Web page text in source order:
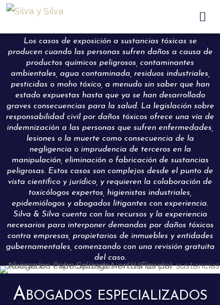

Los casos de exposición a sustancias tóxicas se
producen cuando las personas sufren daños a causa de
productos químicos peligrosos, contaminantes
ambientales, agua contaminada, residuos industriales,
pesticidas o moho tóxico, a menudo sin saber que han
estado expuestas hasta que ya se han desarrollado
graves consecuencias para la salud. La legislación sobre
responsabilidad civil por daños tóxicos ofrece una vía de
indemnización a las personas que sufren enfermedades,
lesiones o la muerte como consecuencia de la
negligencia o imprudencia de terceros en la
manipulación, eliminación o fabricación de sustancias
peligrosas. Estos casos son complejos desde el punto de
vista científico y jurídico, y requieren la colaboración de
toxicólogos expertos, higienistas industriales,
epidemiólogos y abogados litigantes con experiencia.
Silva & Silva cuenta con los recursos y la experiencia
necesarios para interponer demandas por daños tóxicos
contra empresas, propietarios de inmuebles y entidades
gubernamentales, comenzando con una revisión gratuita
del caso.
Abogados especializados